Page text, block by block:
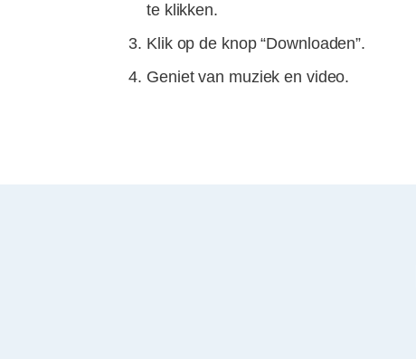
te klikken.
Klik op de knop “Downloaden”.
Geniet van muziek en video.